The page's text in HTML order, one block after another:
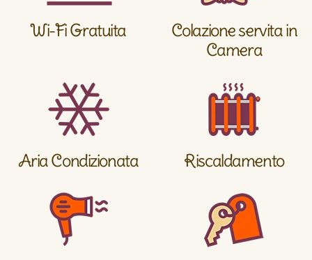
Wi-Fi Gratuita
Colazione servita in
Camera
Aria Condizionata Riscaldamento